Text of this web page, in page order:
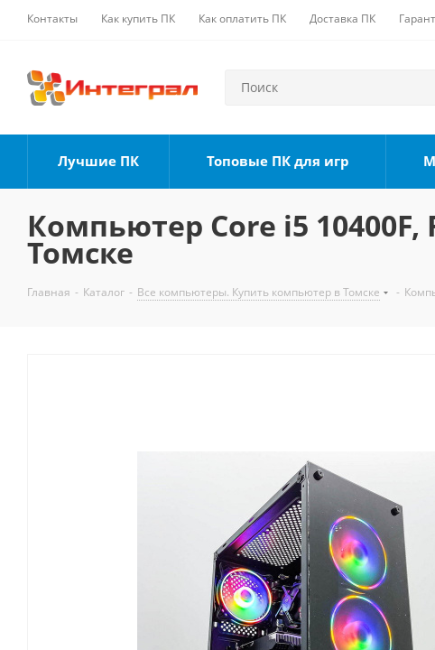
Контакты Как купить ПК Как оплатить ПК Доставка ПК
Лучшие ПК Топовые ПК для игр
Компьютер Core i5 10400F,
Томске
Главная - Каталог - Все компьютеры. Купить компьютер в Томске -